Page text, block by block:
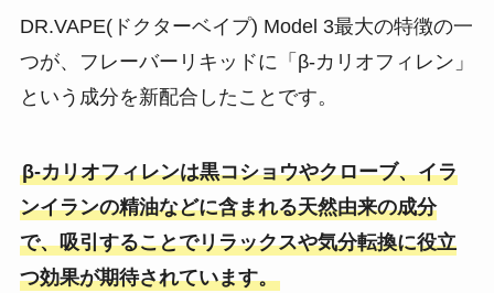
DR.VAPE(ドクターベイプ) Model 3最大の特徴の一
つが、フレーバーリキッドに「β-カリオフィレン」
という成分を新配合したことです​。
β-カリオフィレンは黒コショウやクローブ、イラ
ンイランの精油などに含まれる天然由来の成分
で、吸引することでリラックスや気分転換に役立
つ効果が期待されています​。